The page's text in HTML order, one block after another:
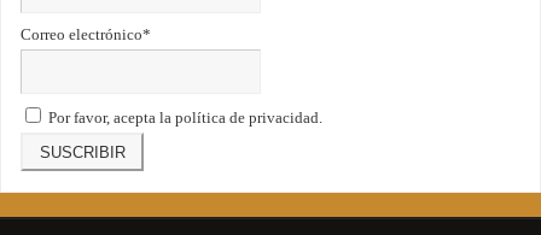
Correo electrónico*
Por favor, acepta la política de privacidad.